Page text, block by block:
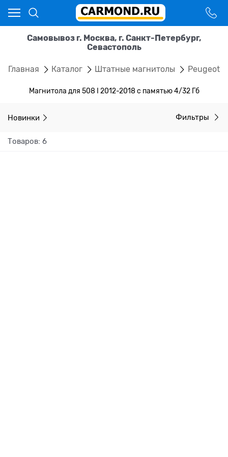
Самовывоз г. Москва, г. Санкт-Петербург,
Севастополь
Главная Каталог Штатные магнитолы Peugeot
Магнитола для 508 I 2012-2018 с памятью 4/32 Гб
Новинки Фильтры
Товаров: 6